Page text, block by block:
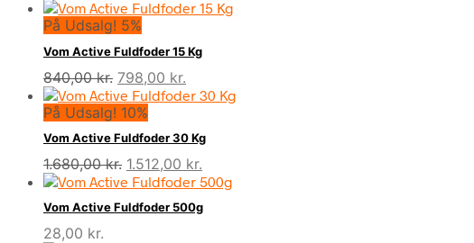
På Udsalg! 5%
Vom Active Fuldfoder 15 Kg
840,00kr. Den
oprindelige
pris
var:
840,00 kr..
798,00 kr.
aktuelle
er:
798,00 kr..
På Udsalg! 10%
Vom Active Fuldfoder 30 Kg
1.680,00kr. Den
oprindelige
pris
var:
1.512,00 kr.
aktuelle
er:
Vom Active Fuldfoder 500g
28,00 kr.